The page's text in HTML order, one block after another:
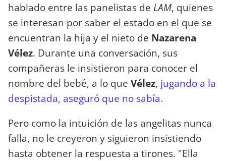
hablado entre las panelistas de LAM, quienes
se interesan por saber el estado en el que se
encuentran la hija y el nieto de Nazarena
Vélez. Durante una conversación, sus
compañeras le insistieron para conocer el
nombre del bebé, a lo que Vélez, jugando a la
despistada, aseguró que no sabía.
Pero como la intuición de las angelitas nunca
falla, no le creyeron y siguieron insistiendo
hasta obtener la respuesta a tirones. "Ella